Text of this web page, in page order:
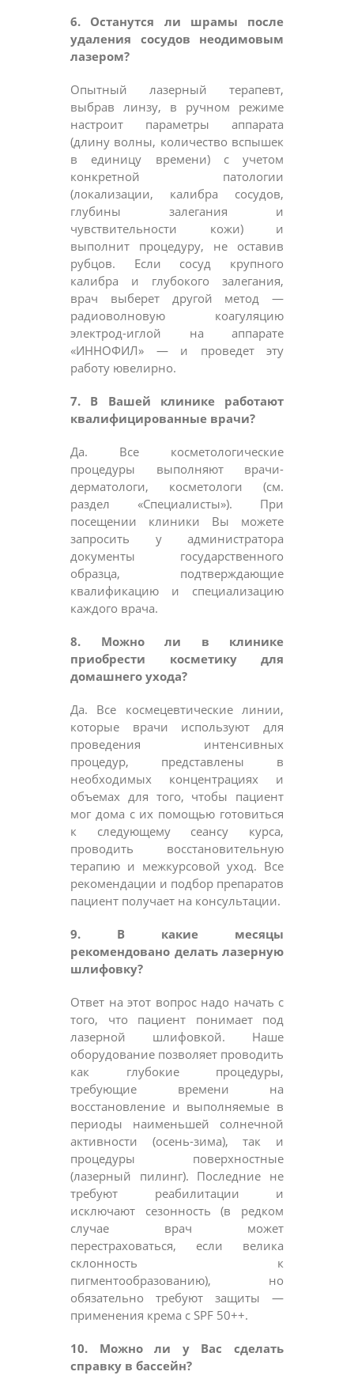
6. Останутся ли шрамы после
удаления сосудов неодимовым
лазером?
Опытный лазерный терапевт,
выбрав линзу, в ручном режиме
настроит параметры аппарата
(длину волны, количество вспышек
в единицу времени) с учетом
конкретной патологии
(локализации, калибра сосудов,
глубины залегания и
чувствительности кожи) и
выполнит процедуру, не оставив
рубцов. Если сосуд крупного
калибра и глубокого залегания,
врач выберет другой метод —
радиоволновую коагуляцию
электрод-иглой на аппарате
«ИННОФИЛ» — и проведет эту
работу ювелирно.
7. В Вашей клинике работают
квалифицированные врачи?
Да. Все косметологические
процедуры выполняют врачи-
дерматологи, косметологи (см.
раздел «Специалисты»). При
посещении клиники Вы можете
запросить у администратора
документы государственного
образца, подтверждающие
квалификацию и специализацию
каждого врача.
8. Можно ли в клинике
приобрести косметику для
домашнего ухода?
Да. Все космецевтические линии,
которые врачи используют для
проведения интенсивных
процедур, представлены в
необходимых концентрациях и
объемах для того, чтобы пациент
мог дома с их помощью готовиться
к следующему сеансу курса,
проводить восстановительную
терапию и межкурсовой уход. Все
рекомендации и подбор препаратов
пациент получает на консультации.
9. В какие месяцы
рекомендовано делать лазерную
шлифовку?
Ответ на этот вопрос надо начать с
того, что пациент понимает под
лазерной шлифовкой. Наше
оборудование позволяет проводить
как глубокие процедуры,
требующие времени на
восстановление и выполняемые в
периоды наименьшей солнечной
активности (осень-зима), так и
процедуры поверхностные
(лазерный пилинг). Последние не
требуют реабилитации и
исключают сезонность (в редком
случае врач может
перестраховаться, если велика
склонность к
пигментообразованию), но
обязательно требуют защиты —
применения крема с SPF 50++.
10. Можно ли у Вас сделать
справку в бассейн?